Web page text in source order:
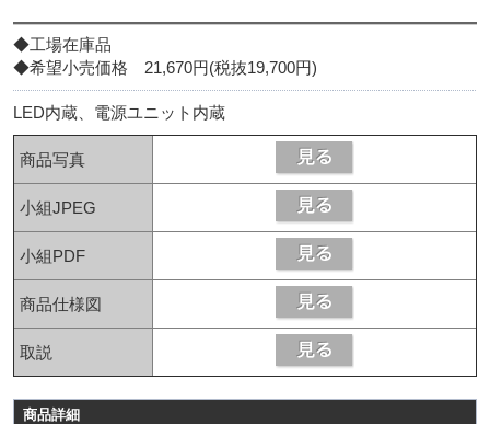
◆工場在庫品
◆希望小売価格 21,670円(税抜19,700円)
LED内蔵、電源ユニット内蔵
商品写真
小組JPEG
小組PDF
商品仕様図
取説
商品詳細